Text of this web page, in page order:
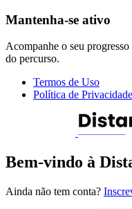
Mantenha-se ativo
Acompanhe o seu
do percurso.
Termos de Uso
Política de Privacidade
Bem-vindo à
Ainda não tem conta?